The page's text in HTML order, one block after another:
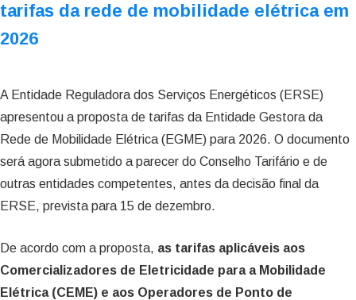
tarifas da rede de mobilidade elétrica em
2026
A Entidade Reguladora dos Serviços Energéticos (ERSE)
apresentou a proposta de tarifas da Entidade Gestora da
Rede de Mobilidade Elétrica (EGME) para 2026. O documento
será agora submetido a parecer do Conselho Tarifário e de
outras entidades competentes, antes da decisão final da
ERSE, prevista para 15 de dezembro.
De acordo com a proposta, as tarifas aplicáveis aos
Comercializadores de Eletricidade para a Mobilidade
Elétrica (CEME) e aos Operadores de Ponto de